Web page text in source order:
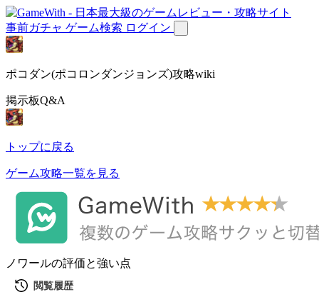
事前ガチャ ゲーム検索 ログイン
ポコダン(ポコロンダンジョンズ)攻略wiki
掲示板Q&A
トップに戻る
ゲーム攻略一覧を見る
ノワールの評価と強い点